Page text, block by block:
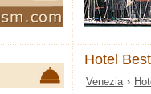
Hotel
Venezia ›